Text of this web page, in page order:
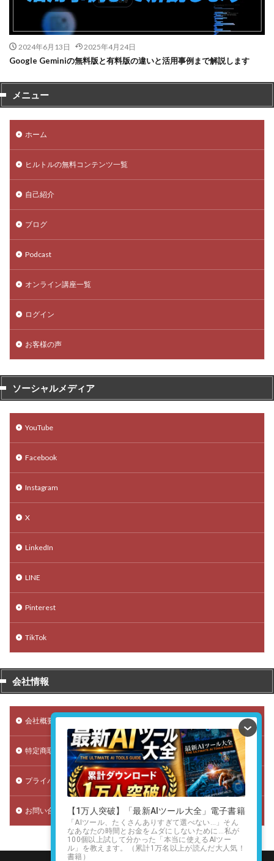
2024年6月13日 2025年4月24日
Google Geminiの無料版と有料版の違いと活用事例まで解説します
メニュー
ホーム
ヒルトルの無料コンテンツ一覧
自己紹介
ブログ
Podcast
オンライン講座一覧
ログイン
お客様の声
ソーシャルメディア
YouTube
Facebook
Instagram
X
LinkedIn
LINE
Pinterest
TikTok
会社情報
会社概要
特定商取引法に基づく表記
プライバシーポリシー（個人情報保護方針）
お問い合わせ